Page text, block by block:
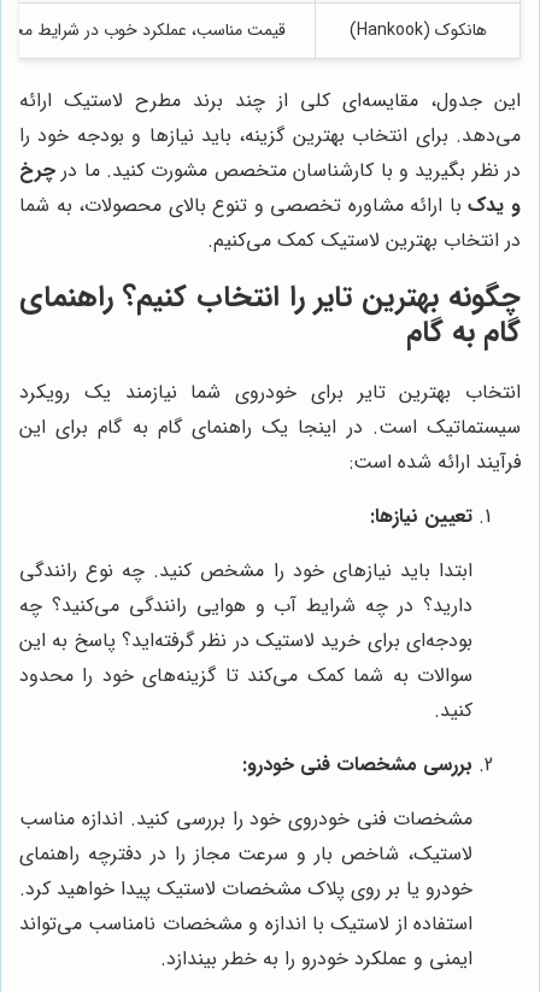
هانکوک (Hankook) قیمت مناسب، عملکرد خوب در شرایط
این جدول، مقایسه‌ای کلی از چند برند مطرح لاستیک ارائه
می‌دهد. برای انتخاب بهترین گزینه، باید نیازها و بودجه خود را
در نظر بگیرید و با کارشناسان متخصص مشورت کنید. ما در چرخ
و یدکبا ارائه مشاوره تخصصی و تنوع بالای محصولات، به شما
در انتخاب بهترین لاستیک کمک می‌کنیم.
چگونه بهترین تایر را انتخاب کنیم؟ راهنمای
گام به گام
انتخاب بهترین تایر برای خودروی شما نیازمند یک رویکرد
سیستماتیک است. در اینجا یک راهنمای گام به گام برای این
فرآیند ارائه شده است:
تعیین نیازها:
ابتدا باید نیازهای خود را مشخص کنید. چه نوع رانندگی
دارید؟ در چه شرایط آب و هوایی رانندگی می‌کنید؟ چه
بودجه‌ای برای خرید لاستیک در نظر گرفته‌اید؟ پاسخ به این
سوالات به شما کمک می‌کند تا گزینه‌های خود را محدود
کنید.
بررسی مشخصات فنی خودرو:
مشخصات فنی خودروی خود را بررسی کنید. اندازه مناسب
لاستیک، شاخص بار و سرعت مجاز را در دفترچه راهنمای
خودرو یا بر روی پلاک مشخصات لاستیک پیدا خواهید کرد.
استفاده از لاستیک با اندازه و مشخصات نامناسب می‌تواند
ایمنی و عملکرد خودرو را به خطر بیندازد.